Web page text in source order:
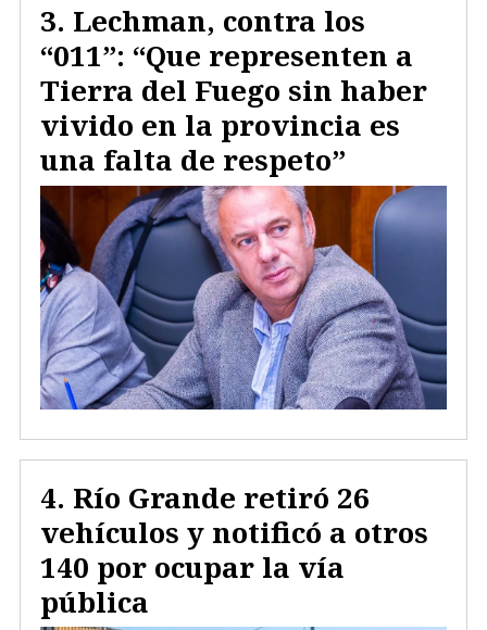
Lechman, contra los
“011”: “Que representen a
Tierra del Fuego sin haber
vivido en la provincia es
una falta de respeto”
Río Grande retiró 26
vehículos y notificó a otros
140 por ocupar la vía
pública